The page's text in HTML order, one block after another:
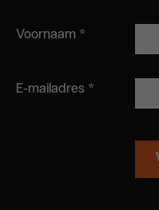
Voornaam *
E-mailadres *